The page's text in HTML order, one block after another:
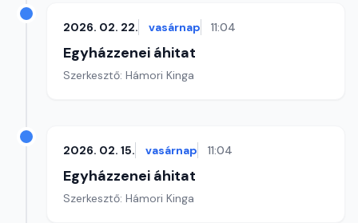
2026. 02. 22. vasárnap 11:04
Egyházzenei áhitat
Szerkesztő: Hámori Kinga
2026. 02. 15. vasárnap 11:04
Egyházzenei áhitat
Szerkesztő: Hámori Kinga